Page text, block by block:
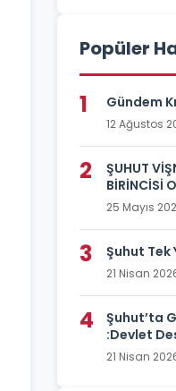
Popüler
1 Gündem
12 Ağustos
2
ŞUHUT
BİRİNCİSİ
25 Mayıs
3 Şuhut Tek
21 Nisan
4
Şuhut’ta
:Devlet
21 Nisan